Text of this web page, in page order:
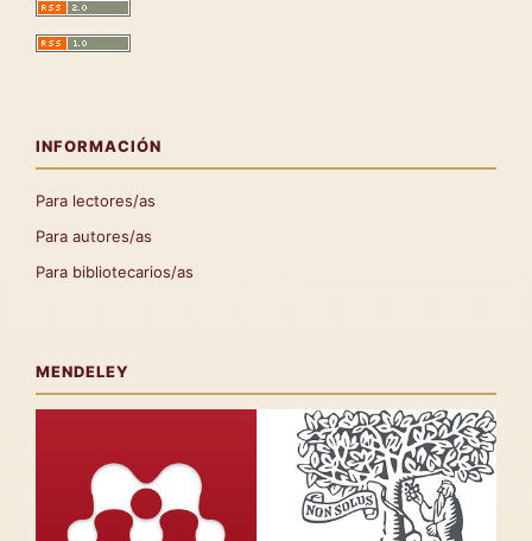
INFORMACIÓN
Para lectores/as
Para autores/as
Para bibliotecarios/as
MENDELEY